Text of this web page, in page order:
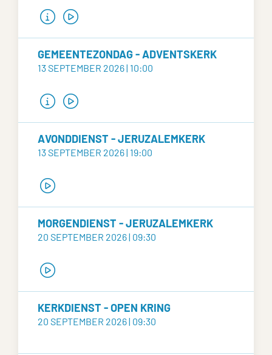
GEMEENTEZONDAG - ADVENTSKERK
13 SEPTEMBER 2026 | 10:00
AVONDDIENST - JERUZALEMKERK
13 SEPTEMBER 2026 | 19:00
MORGENDIENST - JERUZALEMKERK
20 SEPTEMBER 2026 | 09:30
KERKDIENST - OPEN KRING
20 SEPTEMBER 2026 | 09:30